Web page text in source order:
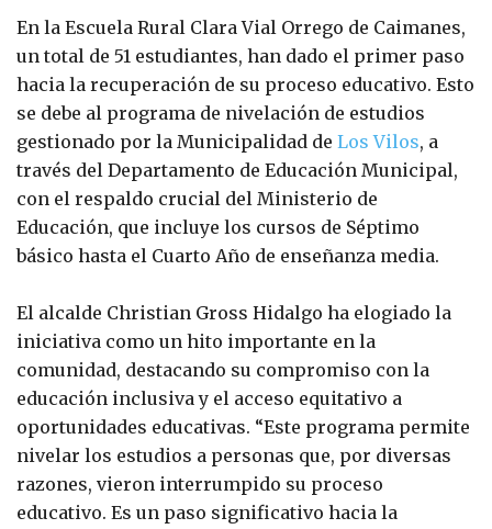
En la Escuela Rural Clara Vial Orrego de Caimanes,
un total de 51 estudiantes, han dado el primer paso
hacia la recuperación de su proceso educativo. Esto
se debe al programa de nivelación de estudios
gestionado por la Municipalidad de Los Vilos, a
través del Departamento de Educación Municipal,
con el respaldo crucial del Ministerio de
Educación, que incluye los cursos de Séptimo
básico hasta el Cuarto Año de enseñanza media.
El alcalde Christian Gross Hidalgo ha elogiado la
iniciativa como un hito importante en la
comunidad, destacando su compromiso con la
educación inclusiva y el acceso equitativo a
oportunidades educativas. “Este programa permite
nivelar los estudios a personas que, por diversas
razones, vieron interrumpido su proceso
educativo. Es un paso significativo hacia la